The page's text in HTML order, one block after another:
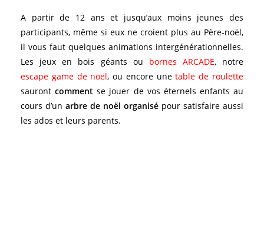
A partir de 12 ans et jusqu’aux moins jeunes des
participants, même si eux ne croient plus au Père-noël,
il vous faut quelques animations intergénérationnelles.
Les jeux en bois géants ou bornes ARCADE, notre
escape game de noël, ou encore unetable de roulette
saurontcomment se jouer de vos éternels enfants au
cours d’un arbre de noël organisé pour satisfaire aussi
les ados et leurs parents.